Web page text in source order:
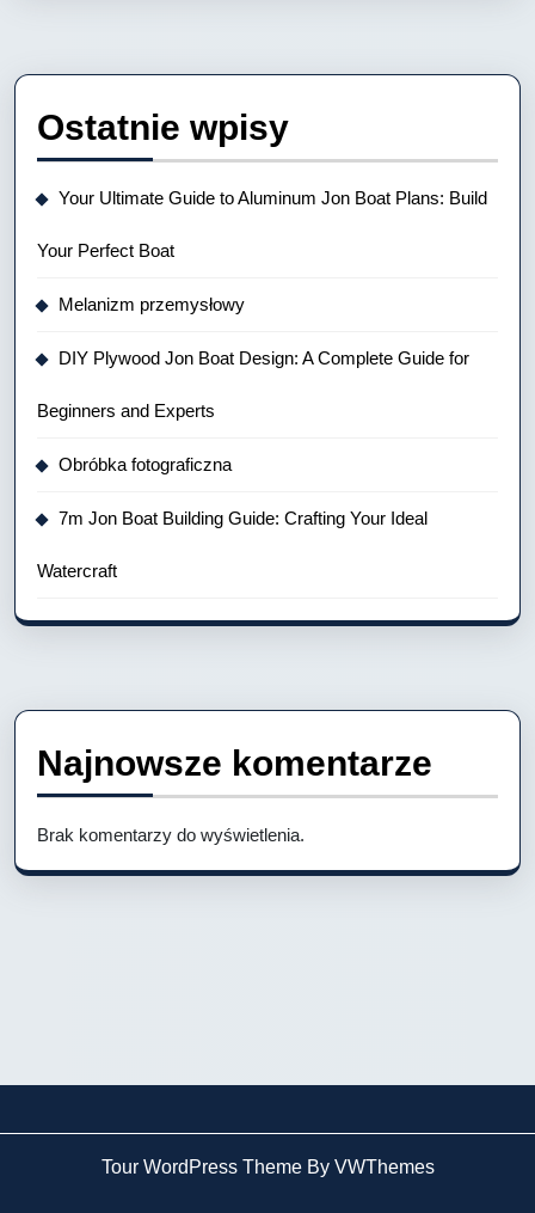
Ostatnie wpisy
Your Ultimate Guide to Aluminum Jon Boat Plans: Build
Your Perfect Boat
Melanizm przemysłowy
DIY Plywood Jon Boat Design: A Complete Guide for
Beginners and Experts
Obróbka fotograficzna
7m Jon Boat Building Guide: Crafting Your Ideal
Watercraft
Najnowsze komentarze
Brak komentarzy do wyświetlenia.
Tour WordPress Theme By VWThemes